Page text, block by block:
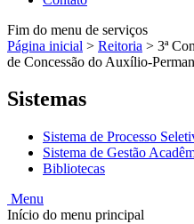
Fim do menu de serviços
Página inicial > Reitoria > 3ª
de Concessão do Auxílio-
Sistemas
Sistema de Processo
Sistema de Gestão
Bibliotecas
Menu
Início do menu principal